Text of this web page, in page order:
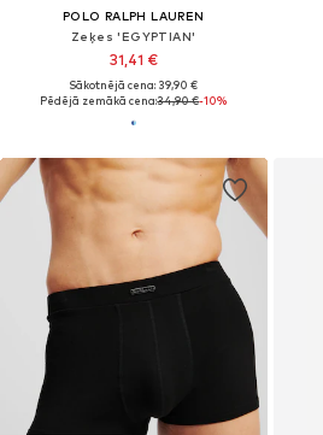
POLO RALPH LAUREN
Zeķes 'EGYPTIAN'
31,41 €
Sākotnējā cena: 39,90 €
Pēdējā zemākā cena:34,90 €-10%